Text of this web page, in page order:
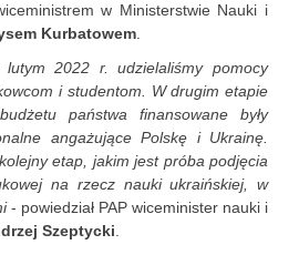
w Ministerstwie Nauki i
Kurbatowem.
2022 r. udzielaliśmy pomocy
i studentom. W drugim etapie
państwa finansowane były
angażujące Polskę i Ukrainę.
etap, jakim jest próba podjęcia
na rzecz nauki ukraińskiej, w
- powiedział PAP wiceminister nauki i
Szeptycki.